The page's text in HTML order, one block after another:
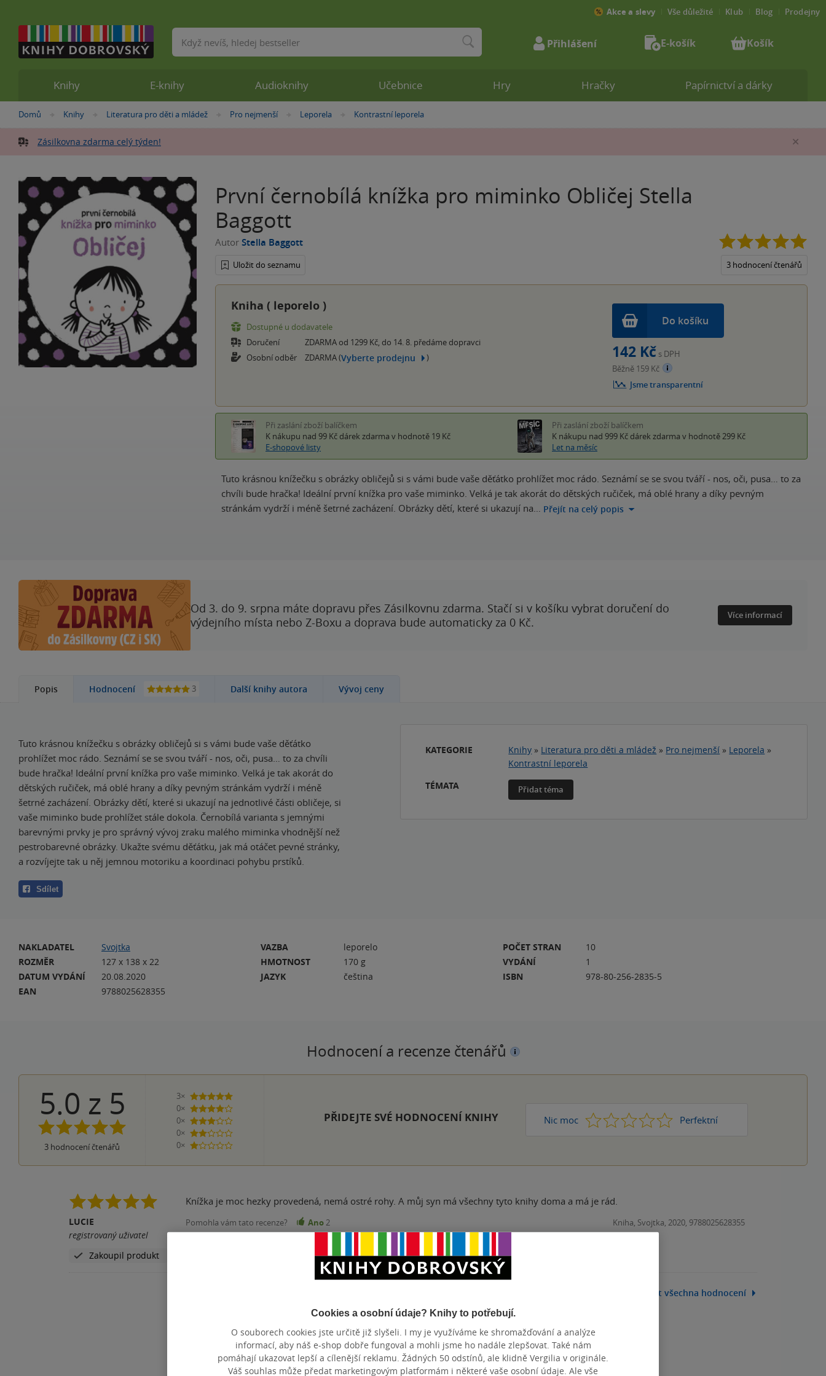
Nacházíte
zde:
Domů »
Knihy »
Literatura pro děti a mládež »Pro nejmenší »
Leporela »
Kontrastní leporela
Zásilkovna zdarma celý týden!
První černobílá knížka pro miminko Obličej Stella
Baggott
Autor Stella Baggott
Uložit do seznamu 3 hodnocení čtenářů
Kniha ( leporelo )
Dostupné u dodavatele
Doručení
ZDARMA od 1299 Kč, do 14. 8. předáme dopravci
Osobní odběr
ZDARMA (Vyberte prodejnu )
Do košíku
142 Kč s DPH
Běžně 159 Kč
Jsme transparentní
Při zaslání zboží balíčkem
K nákupu nad 99 Kč dárek zdarma v hodnotě 19 Kč
E-shopové listy
Při zaslání zboží balíčkem
K nákupu nad 999 Kč dárek zdarma v hodnotě 299 Kč
Let na měsíc
Tuto krásnou knížečku s obrázky obličejů si s vámi bude vaše děťátko prohlížet moc rádo. Seznámí se se svou tváří - nos, oči, pusa… to za
chvíli bude hračka! Ideální první knížka pro vaše miminko. Velká je tak akorát do dětských ručiček, má oblé hrany a díky pevným
stránkám vydrží i méně šetrné zacházení. Obrázky dětí, které si ukazují na… Přejít na celý popis
Od 3. do 9. srpna máte dopravu přes Zásilkovnu zdarma. Stačí si v košíku vybrat doručení do
výdejního místa nebo Z-Boxu a doprava bude automaticky za 0 Kč.
Více informací
Popis Hodnocení 3 Další knihy autora Vývoj ceny
Tuto krásnou knížečku s obrázky obličejů si s vámi bude vaše děťátko
prohlížet moc rádo. Seznámí se se svou tváří - nos, oči, pusa… to za chvíli
bude hračka! Ideální první knížka pro vaše miminko. Velká je tak akorát do
dětských ručiček, má oblé hrany a díky pevným stránkám vydrží i méně
šetrné zacházení. Obrázky dětí, které si ukazují na jednotlivé části obličeje, si
vaše miminko bude prohlížet stále dokola. Černobílá varianta s jemnými
barevnými prvky je pro správný vývoj zraku malého miminka vhodnější než
pestrobarevné obrázky. Ukažte svému děťátku, jak má otáčet pevné stránky,
a rozvíjejte tak u něj jemnou motoriku a koordinaci pohybu prstíků.
Sdílet
KATEGORIE Knihy » Literatura pro děti a mládež » Pro nejmenší » Leporela »
Kontrastní leporela
TÉMATA
Přidat téma
NAKLADATEL
Svojtka
ROZMĚR
127 x 138 x 22
DATUM VYDÁNÍ
20.08.2020
EAN
9788025628355
VAZBA
leporelo
HMOTNOST
170 g
JAZYK
čeština
POČET STRAN
10
VYDÁNÍ
1
ISBN
978-80-256-2835-5
Hodnocení a recenze čtenářů
5.0 z 5
3 hodnocení čtenářů
3×
5 hvězdiček
0×
4 hvězdičky
0×
3 hvězdičky
0×
2 hvězdičky
0×
1 hvezdička
PŘIDEJTE SVÉ HODNOCENÍ KNIHY Nic moc 1 2 3 4 Perfektní
5
LUCIE
registrovaný uživatel
Zakoupil produkt
Knížka je moc hezky provedená, nemá ostré rohy. A můj syn má všechny tyto knihy doma a má je rád.
Pomohla vám tato recenze? Ano 2 Kniha, Svojtka, 2020, 9788025628355
Zobrazit všechna hodnocení
Přidat hodnocení
Knihy E-knihy Audioknihy Učebnice Hry Hračky Papírnictví a dárky
Akce a slevy Vše důležité Klub Blog Prodejny
Vyhledávání Přihlášení E-košík Košík
Cookies a osobní údaje? Knihy to potřebují.
O souborech cookies jste určitě již slyšeli. I my je využíváme ke shromažďování a analýze
informací, aby náš e-shop dobře fungoval a mohli jsme ho nadále zlepšovat. Také nám
pomáhají ukazovat lepší a cílenější reklamu. Žádných 50 odstínů, ale klidně Vergilia v originále.
Váš souhlas může předat marketingovým platformám i některé vaše osobní údaje. Ale vše